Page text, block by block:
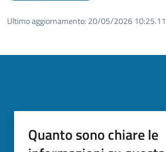
Ultimo aggiornamento: 20/05/2026 10:25.11
Quanto sono chiare le